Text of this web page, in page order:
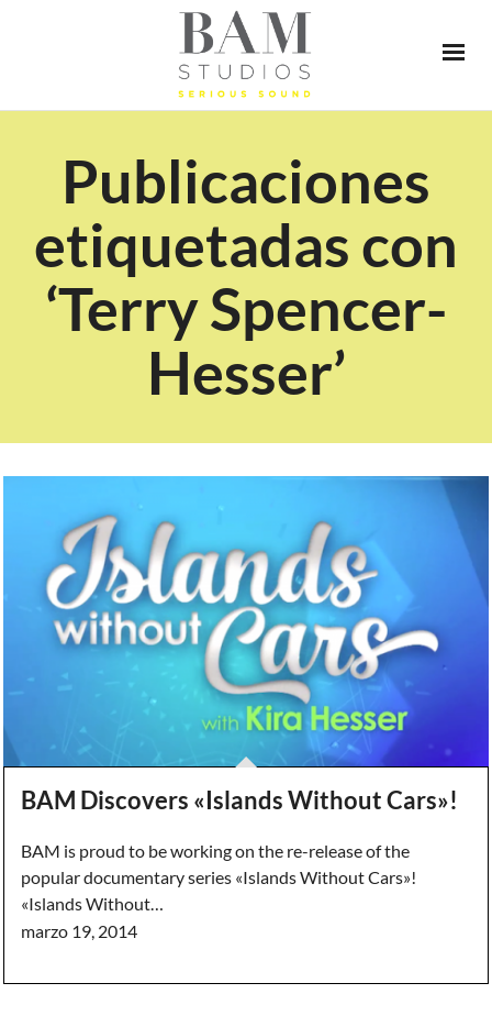
Publicaciones
etiquetadas con
‘Terry Spencer-
Hesser’
BAM Discovers «Islands Without Cars»!
BAM is proud to be working on the re-release of the
popular documentary series «Islands Without Cars»!
«Islands Without…
marzo 19, 2014